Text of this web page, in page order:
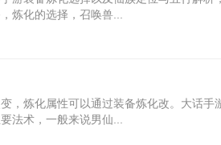
炼化的选择，召唤兽...
，炼化属性可以通过装备炼化改。大话手
法术，一般来说男仙...